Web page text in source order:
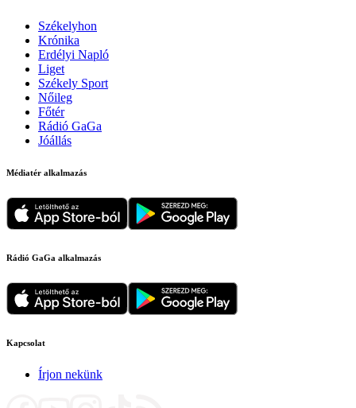
Székelyhon
Krónika
Erdélyi Napló
Liget
Székely Sport
Nőileg
Főtér
Rádió GaGa
Jóállás
Médiatér alkalmazás
Rádió GaGa alkalmazás
Kapcsolat
Írjon nekünk